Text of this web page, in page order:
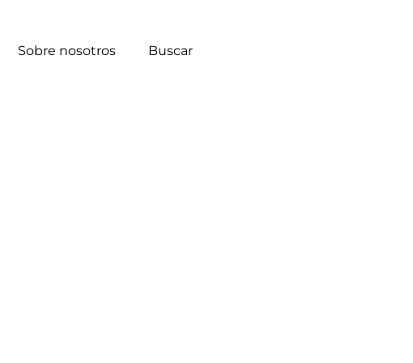
Sobre nosotros Buscar